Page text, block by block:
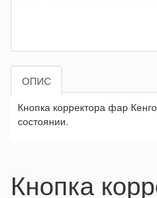
ОПИС
Кнопка корректора фар
состоянии.
Кнопка